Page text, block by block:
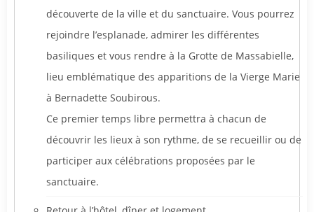
découverte de la ville et du sanctuaire. Vous pourrez
rejoindre l’esplanade, admirer les différentes
basiliques et vous rendre à la Grotte de Massabielle,
lieu emblématique des apparitions de la Vierge Marie
à Bernadette Soubirous.
Ce premier temps libre permettra à chacun de
découvrir les lieux à son rythme, de se recueillir ou de
participer aux célébrations proposées par le
sanctuaire.